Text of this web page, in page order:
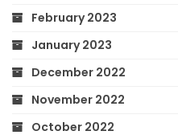
February 2023
January 2023
December 2022
November 2022
October 2022